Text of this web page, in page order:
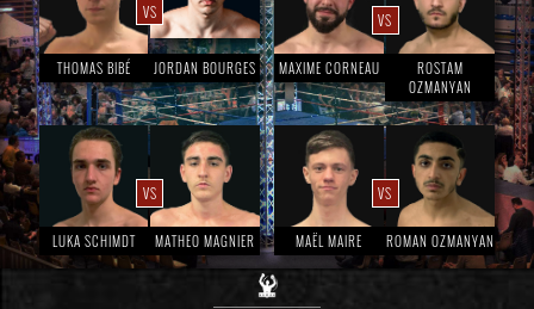
VS
THOMAS BIBÉ JORDAN BOURGES
VS
MAXIME CORNEAU
ROSTAM
OZMANYAN
VS
LUKA SCHIMDT MATHEO MAGNIER
VS
MAËL MAIRE ROMAN OZMANYAN